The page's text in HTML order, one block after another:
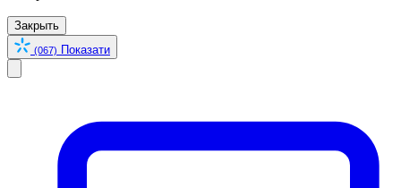
Закрыть
(067) Показати